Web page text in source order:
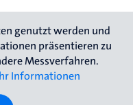
genutzt werden und
präsentieren zu
Messverfahren.
Informationen